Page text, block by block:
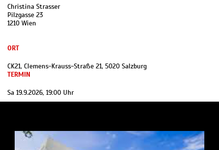
Christina Strasser
Pilzgasse 23
1210 Wien
ORT
CK21, Clemens-Krauss-Straße 21, 5020 Salzburg
TERMIN
Sa 19.9.2026, 19:00 Uhr